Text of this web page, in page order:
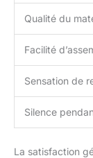
Qualité du
Facilité
Sensation de
Silence
La satisfaction